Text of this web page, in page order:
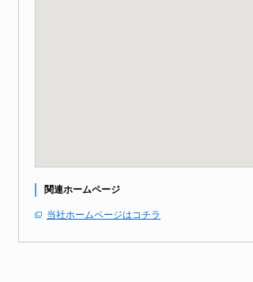
関連ホームページ
当社ホームページはコチラ